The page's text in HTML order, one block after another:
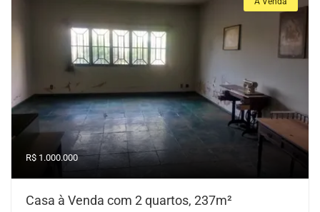
R$ 1.000.000
Casa à Venda com 2 quartos, 237m²